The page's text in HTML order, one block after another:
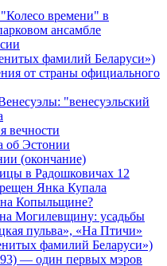
времени" в
ансамбле
фамилий Беларуси»)
от страны официального
"венесуэльский
вечности
об Эстонии
(окончание)
в Радошковичах 12
Янка Купала
Копыльщине?
Могилевщину: усадьбы
пульва», «На Птичи»
фамилий Беларуси»)
— один первых мэров